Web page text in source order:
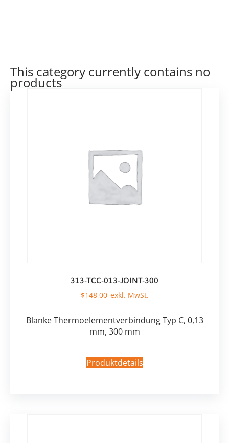
This category currently contains no
products
313-TCC-013-JOINT-300
$148,00
Blanke Thermoelementverbindung Typ C, 0,13
mm, 300 mm
Produktdetails